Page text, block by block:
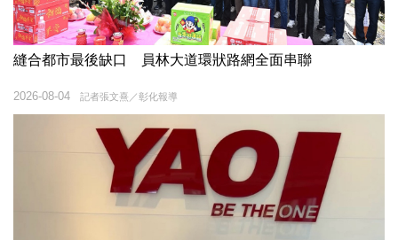
縫合都市最後缺口 員林大道環狀路網全面串聯
記者張文熹／彰化報導
2026-08-04